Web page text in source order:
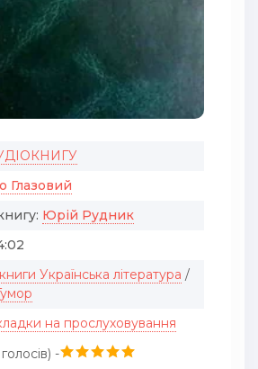
Глазовий
Юрiй Рудник
Українська література /
на прослуховування
голосів) -